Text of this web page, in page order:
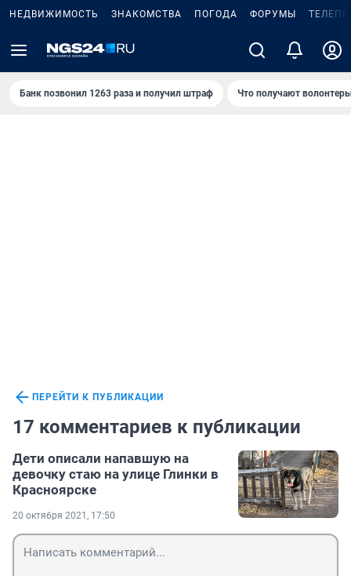
НЕДВИЖИМОСТЬ ЗНАКОМСТВА ПОГОДА ФОРУМЫ
Банк позвонил 1263 раза и получил штраф Что получают
ПЕРЕЙТИ К ПУБЛИКАЦИИ
17 комментариев к публикации
Дети описали напавшую на
девочку стаю на улице Глинки в
Красноярске
20 октября 2021, 17:50